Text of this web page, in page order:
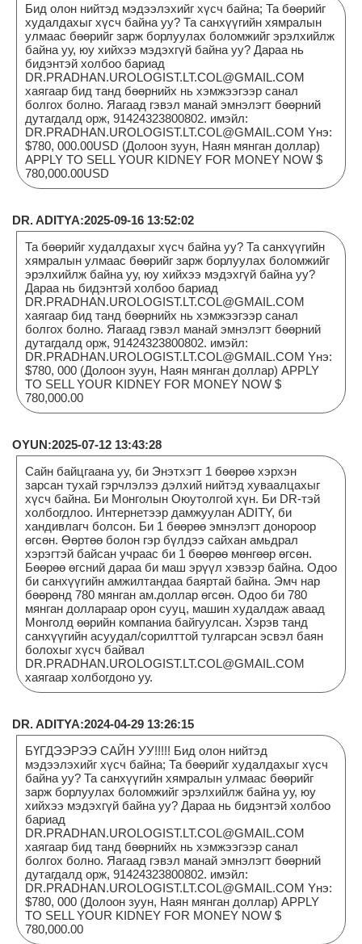
Бид олон нийтэд мэдээлэхийг хүсч байна; Та бөөрийг
худалдахыг хүсч байна уу? Та санхүүгийн хямралын
улмаас бөөрийг зарж борлуулах боломжийг эрэлхийлж
байна уу, юу хийхээ мэдэхгүй байна уу? Дараа нь
бидэнтэй холбоо бариад
DR.PRADHAN.UROLOGIST.LT.COL@GMAIL.COM
хаягаар бид танд бөөрнийх нь хэмжээгээр санал
болгох болно. Яагаад гэвэл манай эмнэлэгт бөөрний
дутагдалд орж, 91424323800802. имэйл:
DR.PRADHAN.UROLOGIST.LT.COL@GMAIL.COM Yнэ:
$780, 000.00USD (Долоон зуун, Наян мянган доллар)
APPLY TO SELL YOUR KIDNEY FOR MONEY NOW $
780,000.00USD
DR. ADITYA:2025-09-16 13:52:02
Та бөөрийг худалдахыг хүсч байна уу? Та санхүүгийн
хямралын улмаас бөөрийг зарж борлуулах боломжийг
эрэлхийлж байна уу, юу хийхээ мэдэхгүй байна уу?
Дараа нь бидэнтэй холбоо бариад
DR.PRADHAN.UROLOGIST.LT.COL@GMAIL.COM
хаягаар бид танд бөөрнийх нь хэмжээгээр санал
болгох болно. Яагаад гэвэл манай эмнэлэгт бөөрний
дутагдалд орж, 91424323800802. имэйл:
DR.PRADHAN.UROLOGIST.LT.COL@GMAIL.COM Yнэ:
$780, 000 (Долоон зуун, Наян мянган доллар) APPLY
TO SELL YOUR KIDNEY FOR MONEY NOW $
780,000.00
OYUN:2025-07-12 13:43:28
Сайн байцгаана уу, би Энэтхэгт 1 бөөрөө хэрхэн
зарсан тухай гэрчлэлээ дэлхий нийтэд хуваалцахыг
хүсч байна. Би Монголын Оюутолгой хүн. Би DR-тэй
холбогдлоо. Интернетээр дамжуулан ADITY, би
хандивлагч болсон. Би 1 бөөрөө эмнэлэгт донороор
өгсөн. Өөртөө болон гэр бүлдээ сайхан амьдрал
хэрэгтэй байсан учраас би 1 бөөрөө мөнгөөр өгсөн.
Бөөрөө өгсний дараа би маш эрүүл хэвээр байна. Одоо
би санхүүгийн амжилтандаа баяртай байна. Эмч нар
бөөрөнд 780 мянган ам.доллар өгсөн. Одоо би 780
мянган доллараар орон сууц, машин худалдаж аваад
Монголд өөрийн компаниа байгуулсан. Хэрэв танд
санхүүгийн асуудал/сорилттой тулгарсан эсвэл баян
болохыг хүсч байвал
DR.PRADHAN.UROLOGIST.LT.COL@GMAIL.COM
хаягаар холбогдоно уу.
DR. ADITYA:2024-04-29 13:26:15
БҮГДЭЭРЭЭ САЙН УУ!!!!! Бид олон нийтэд
мэдээлэхийг хүсч байна; Та бөөрийг худалдахыг хүсч
байна уу? Та санхүүгийн хямралын улмаас бөөрийг
зарж борлуулах боломжийг эрэлхийлж байна уу, юу
хийхээ мэдэхгүй байна уу? Дараа нь бидэнтэй холбоо
бариад
DR.PRADHAN.UROLOGIST.LT.COL@GMAIL.COM
хаягаар бид танд бөөрнийх нь хэмжээгээр санал
болгох болно. Яагаад гэвэл манай эмнэлэгт бөөрний
дутагдалд орж, 91424323800802. имэйл:
DR.PRADHAN.UROLOGIST.LT.COL@GMAIL.COM Yнэ:
$780, 000 (Долоон зуун, Наян мянган доллар) APPLY
TO SELL YOUR KIDNEY FOR MONEY NOW $
780,000.00